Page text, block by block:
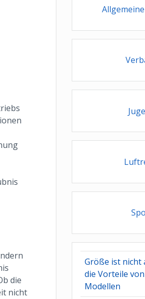
die
nicht
Größe ist nicht
die Vorteile
Modellen